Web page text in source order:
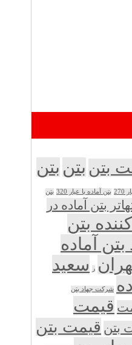
بتن بتن بتن
بتن آماده با عیار 320 بتن
بتن آماده در
بتن
آماده
ر
سعید
شرکت جهاد بتن
قیمت
بتن قیمت بتن